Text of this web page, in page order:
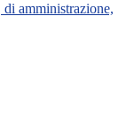
amministrazione,